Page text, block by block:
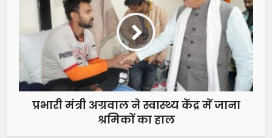
प्रभारी मंत्री अग्रवाल ने स्वास्थ्य केंद्र में जाना
श्रमिकों का हाल